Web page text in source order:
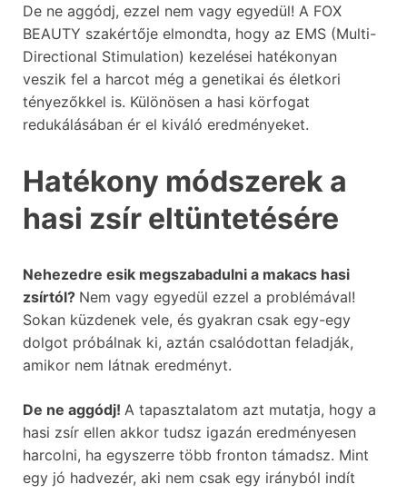
De ne aggódj, ezzel nem vagy egyedül! A FOX
BEAUTY szakértője elmondta, hogy az EMS (Multi-
Directional Stimulation) kezelései hatékonyan
veszik fel a harcot még a genetikai és életkori
tényezőkkel is. Különösen a hasi körfogat
redukálásában ér el kiváló eredményeket.
Hatékony módszerek a
hasi zsír eltüntetésére
Nehezedre esik megszabadulni a makacs hasi
zsírtól? Nem vagy egyedül ezzel a problémával!
Sokan küzdenek vele, és gyakran csak egy-egy
dolgot próbálnak ki, aztán csalódottan feladják,
amikor nem látnak eredményt.
De ne aggódj! A tapasztalatom azt mutatja, hogy a
hasi zsír ellen akkor tudsz igazán eredményesen
harcolni, ha egyszerre több fronton támadsz. Mint
egy jó hadvezér, aki nem csak egy irányból indít